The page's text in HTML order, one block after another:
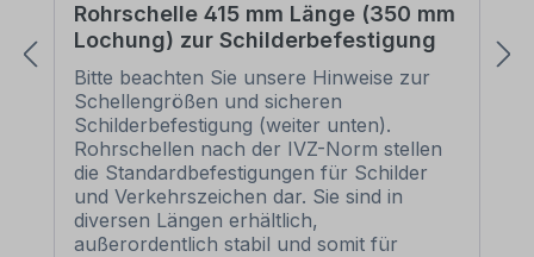
Rohrschelle 415 mm Länge (350 mm
Lochung) zur Schilderbefestigung
Bitte beachten Sie unsere Hinweise zur
Schellengrößen und sicheren
Schilderbefestigung (weiter unten).
Rohrschellen nach der IVZ-Norm stellen
die Standardbefestigungen für Schilder
und Verkehrszeichen dar. Sie sind in
diversen Längen erhältlich,
außerordentlich stabil und somit für